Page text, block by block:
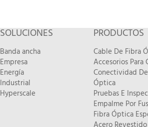
SOLUCIONES
Banda ancha
Empresa
Energía
Industrial
Hyperscale
PRODUCTOS
Cable De Fibra
Accesorios Para
Conectividad
Óptica
Pruebas E
Empalme Por
Fibra Óptica